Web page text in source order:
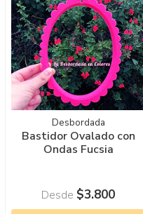
Desbordada
Bastidor Ovalado con
Ondas Fucsia
Desde $3.800